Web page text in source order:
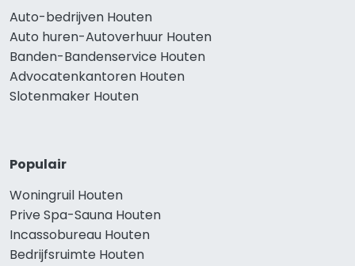
Auto-bedrijven Houten
Auto huren-Autoverhuur Houten
Banden-Bandenservice Houten
Advocatenkantoren Houten
Slotenmaker Houten
Populair
Woningruil Houten
Prive Spa-Sauna Houten
Incassobureau Houten
Bedrijfsruimte Houten